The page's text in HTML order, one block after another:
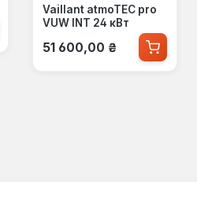
Vaillant atmoTEC pro
VUW INT 24 кВт
Звичайна ціна:
51 600,00 ₴